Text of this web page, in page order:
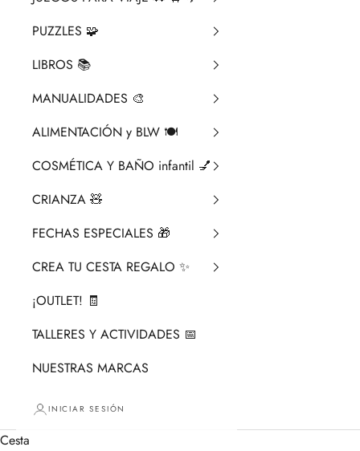
PUZZLES 🧩
LIBROS 📚​
MANUALIDADES 🎨​
ALIMENTACIÓN y BLW 🍽️
COSMÉTICA Y BAÑO infantil 💅
CRIANZA ​🧸​
FECHAS ESPECIALES 🎁
CREA TU CESTA REGALO ✨
¡OUTLET! 🧾
TALLERES Y ACTIVIDADES 📅
NUESTRAS MARCAS
INICIAR SESIÓN
Cesta